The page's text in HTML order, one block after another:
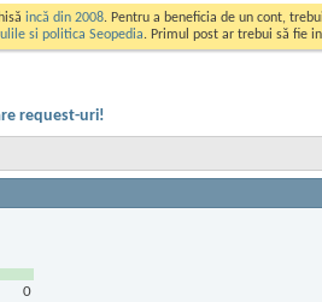
incă din 2008. Pentru a beneficia de un cont,
si politica Seopedia. Primul post ar trebui să fie
request-uri!
0